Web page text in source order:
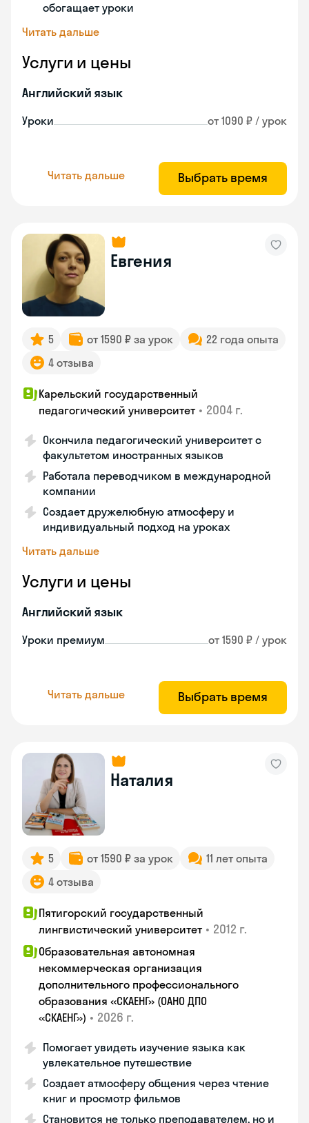
обогащает уроки
Читать дальше
Услуги и цены
Английский язык
Уроки от 1090 ₽ / урок
Читать дальше Выбрать время
Евгения
5 от 1590 ₽ за урок
22 года опыта
4 отзыва
Карельский государственный
педагогический университет • 2004 г.
Окончила педагогический университет с
факультетом иностранных языков
Работала переводчиком в международной
компании
Создает дружелюбную атмосферу и
индивидуальный подход на уроках
Читать дальше
Услуги и цены
Английский язык
Уроки премиум от 1590 ₽ / урок
Читать дальше Выбрать время
Наталия
5 от 1590 ₽ за урок
11 лет опыта
4 отзыва
Пятигорский государственный
лингвистический университет • 2012 г.
Образовательная автономная
некоммерческая организация
дополнительного профессионального
образования «СКАЕНГ» (ОАНО ДПО
«СКАЕНГ») • 2026 г.
Помогает увидеть изучение языка как
увлекательное путешествие
Создает атмосферу общения через чтение
книг и просмотр фильмов
Становится не только преподавателем, но и